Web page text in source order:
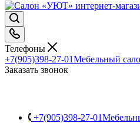
Телефоны
+7(905)398-27-01Мебельный
Заказать звонок
+7(905)398-27-01